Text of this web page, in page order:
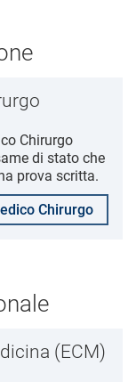
Chirurgo
di stato che
prova scritta.
Chirurgo
(ECM)